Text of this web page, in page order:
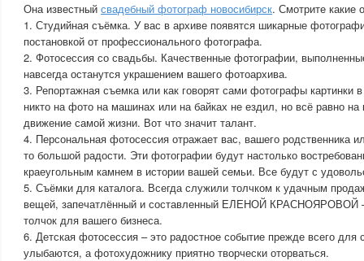
Она известный свадебный фотограф новосибирск. Смотрите какие
1. Студийная съёмка. У вас в архиве появятся шикарные
постановкой от профессионального фотографа.
2. Фотосессия со свадьбы. Качественные фотографии,
навсегда останутся украшением вашего фотоархива.
3. Репортажная съемка или как говорят сами фотографы картинки
никто на фото на машинах или на байках не ездил, но всё равно
движение самой жизни. Вот что значит талант.
4. Персональная фотосессия отражает вас, вашего родственника
то большой радости. Эти фотографии будут настолько
краеугольным камнем в истории вашей семьи. Все будут с
5. Съёмки для каталога. Всегда служили толчком к удачным
вещей, запечатлённый и составленный ЕЛЕНОЙ КРАСНОЯРОВОЙ –
толчок для вашего бизнеса.
6. Детская фотосессия – это радостное событие прежде всего для
улыбаются, а фотохудожнику приятно творчески оторваться.